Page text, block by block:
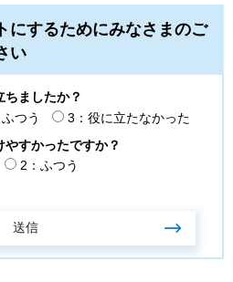
にするためにみなさまのご
い
ちましたか？
つう
3：役に立たなかった
すかったですか？
2：ふつう